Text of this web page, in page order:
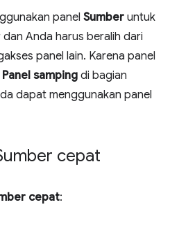
panel Sumber untuk
Anda harus beralih dari
panel lain. Karena panel
Panel samping di bagian
dapat menggunakan panel
cepat
cepat: